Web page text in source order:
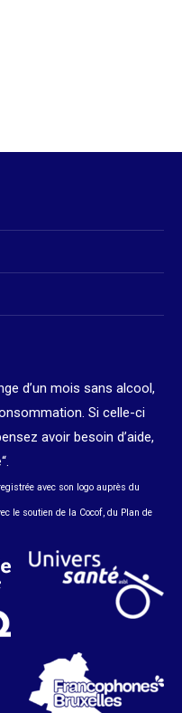
d’un mois sans alcool,
Si celle-ci
avoir besoin d’aide,
“.
avec son logo auprès du
le soutien de la Cocof, du Plan de